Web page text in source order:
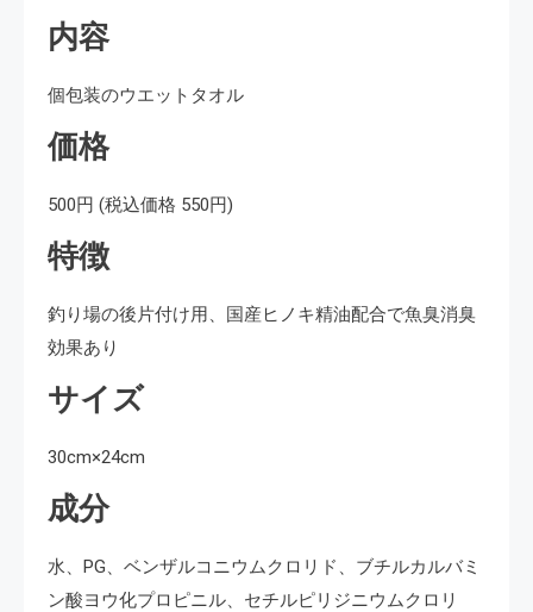
内容
個包装のウエットタオル
価格
500円 (税込価格 550円)
特徴
釣り場の後片付け用、国産ヒノキ精油配合で魚臭消臭
効果あり
サイズ
30cm×24cm
成分
水、PG、ベンザルコニウムクロリド、ブチルカルバミ
ン酸ヨウ化プロピニル、セチルピリジニウムクロリ